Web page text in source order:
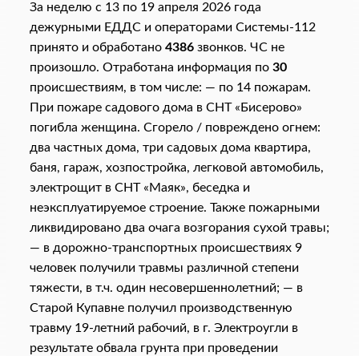
За неделю с 13 по 19 апреля 2026 года
дежурными ЕДДС и операторами Системы-112
принято и обработано 4386звонков. ЧС не
произошло. Отработана информация по 30
происшествиям, в том числе: — по 14 пожарам.
При пожаре садового дома в СНТ «Бисерово»
погибла женщина. Сгорело / повреждено огнем:
два частных дома, три садовых дома квартира,
баня, гараж, хозпостройка, легковой автомобиль,
электрощит в СНТ «Маяк», беседка и
неэксплуатируемое строение. Также пожарными
ликвидировано два очага возгорания сухой травы;
— в дорожно-транспортных происшествиях 9
человек получили травмы различной степени
тяжести, в т.ч. один несовершеннолетний; — в
Старой Купавне получил производственную
травму 19-летний рабочий, в г. Электроугли в
результате обвала грунта при проведении